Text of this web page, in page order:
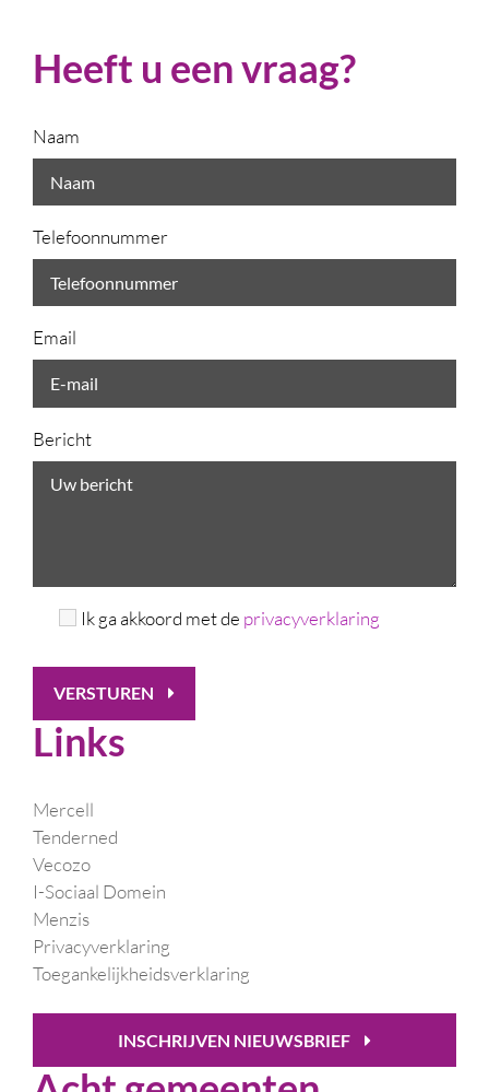
Heeft u een vraag?
Naam
Telefoonnummer
Email
Bericht
Ik ga akkoord met de privacyverklaring
VERSTUREN
Links
Mercell
Tenderned
Vecozo
I-Sociaal Domein
Menzis
Privacyverklaring
Toegankelijkheidsverklaring
INSCHRIJVEN NIEUWSBRIEF